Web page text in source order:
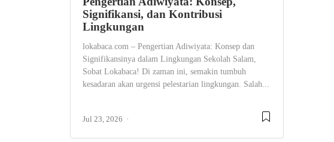
Signifikansi, dan Kontribusi
Lingkungan
lokabaca.com – Pengertian Adiwiyata: Konsep dan
Signifikansinya dalam Lingkungan Sekolah Salam,
Sobat Lokabaca! Di zaman ini, semakin tumbuh
kesadaran akan urgensi pelestarian lingkungan. Salah...
Jul 23, 2026